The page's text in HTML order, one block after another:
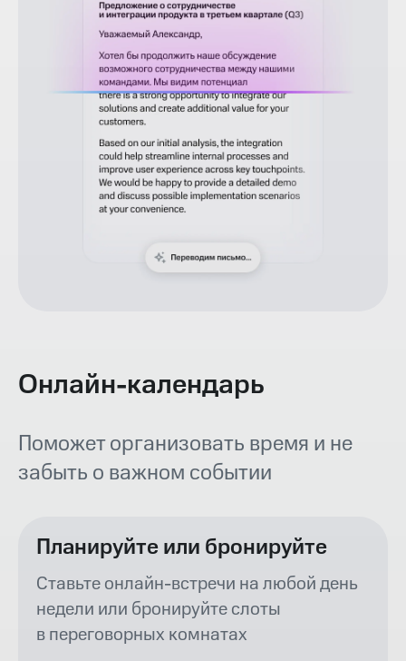
Онлайн-календарь
Поможет организовать время и не
забыть о важном событии
Планируйте или бронируйте
Ставьте онлайн-встречи на любой день
недели или бронируйте слоты
в переговорных комнатах